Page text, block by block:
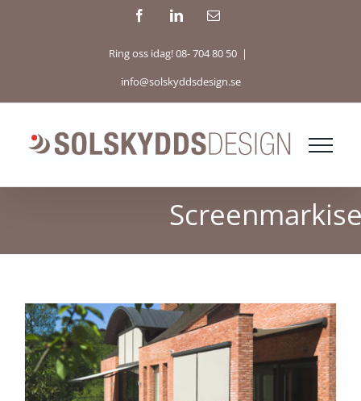
FacebookLinkedInE-
Ring oss idag! 08- 704 80 50 |
info@solskyddsdesign.se